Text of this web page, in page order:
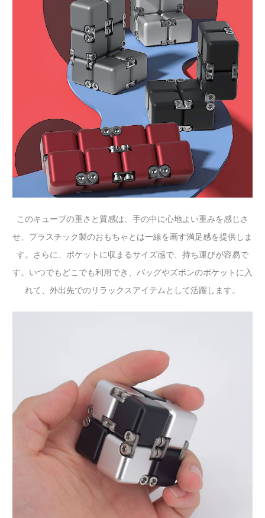
このキューブの重さと質感は、手の中に心地よい重みを感じさ
せ、プラスチック製のおもちゃとは一線を画す満足感を提供しま
す。さらに、ポケットに収まるサイズ感で、持ち運びが容易で
す。いつでもどこでも利用でき、バッグやズボンのポケットに入
れて、外出先でのリラックスアイテムとして活躍します。